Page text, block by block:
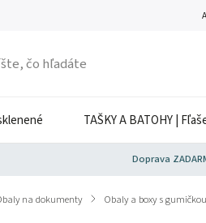
TAŠKY A BATOHY |
Doprava
na dokumenty / Obaly a boxy s gumičkou